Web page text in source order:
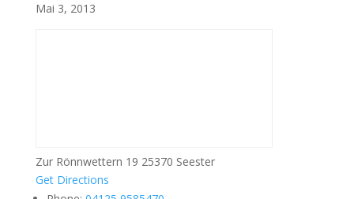
Mai 3, 2013
Zur Rönnwettern 19 25370 Seester
Get Directions